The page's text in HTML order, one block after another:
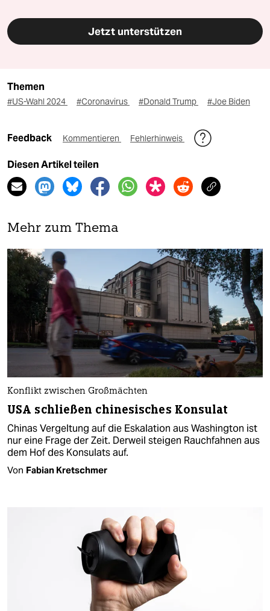
Jetzt unterstützen
Themen
#US-Wahl 2024 #Coronavirus #Donald Trump #Joe Biden
Feedback Kommentieren Fehlerhinweis
Diesen Artikel teilen
Mehr zum Thema
Konflikt zwischen Großmächten
USA schließen chinesisches Konsulat
Chinas Vergeltung auf die Eskalation aus Washington ist
nur eine Frage der Zeit. Derweil steigen Rauchfahnen aus
dem Hof des Konsulats auf.
Von Fabian Kretschmer